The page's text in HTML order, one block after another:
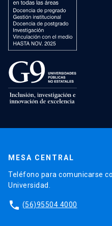
MESA CENTRAL
Teléfono para comunicarse
Universidad.
phone (56)95504 4000